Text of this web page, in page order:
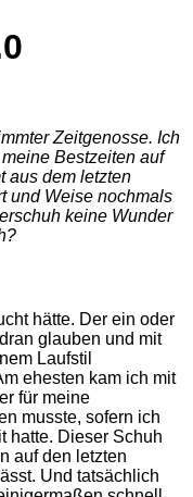
Zeitgenosse. Ich
Bestzeiten auf
aus dem letzten
und Weise nochmals
keine Wunder
hätte. Der ein oder
glauben und mit
Laufstil
ehesten kam ich mit
für meine
musste, sofern ich
hatte. Dieser Schuh
auf den letzten
Und tatsächlich